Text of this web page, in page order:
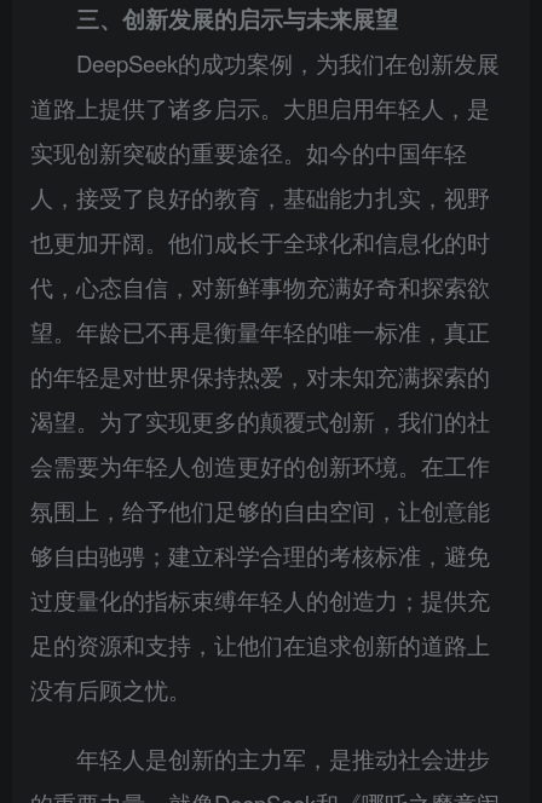
三、创新发展的启示与未来展望
DeepSeek的成功案例，为我们在创新发展
道路上提供了诸多启示。大胆启用年轻人，是
实现创新突破的重要途径。如今的中国年轻
人，接受了良好的教育，基础能力扎实，视野
也更加开阔。他们成长于全球化和信息化的时
代，心态自信，对新鲜事物充满好奇和探索欲
望。年龄已不再是衡量年轻的唯一标准，真正
的年轻是对世界保持热爱，对未知充满探索的
渴望。为了实现更多的颠覆式创新，我们的社
会需要为年轻人创造更好的创新环境。在工作
氛围上，给予他们足够的自由空间，让创意能
够自由驰骋；建立科学合理的考核标准，避免
过度量化的指标束缚年轻人的创造力；提供充
足的资源和支持，让他们在追求创新的道路上
没有后顾之忧。
年轻人是创新的主力军，是推动社会进步